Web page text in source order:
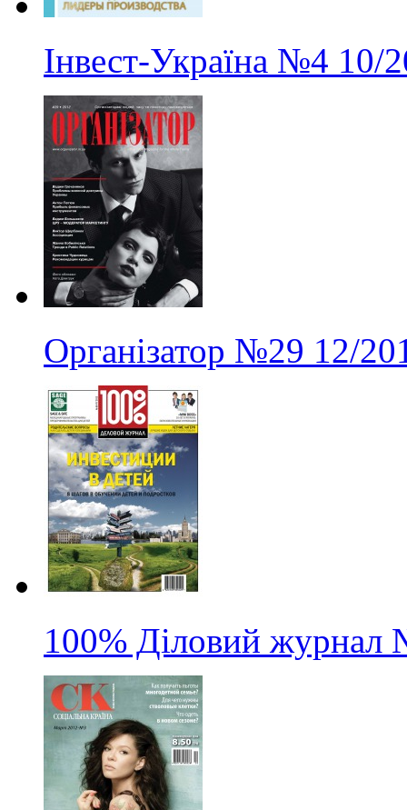
Інвест-Україна №4 10/
Організатор №29 12/
100% Діловий журнал